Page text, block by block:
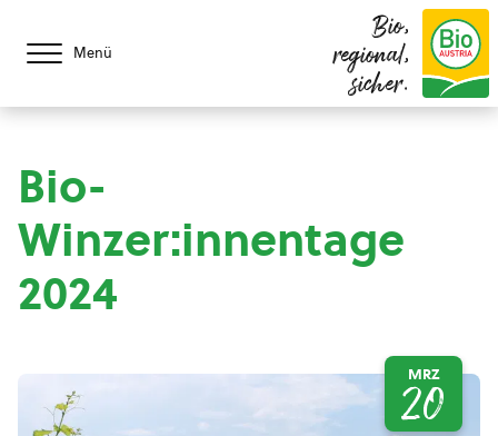
Menü
Bio,
regional,
sicher.
Bio-
Winzer:innentage
2024
MRZ
20